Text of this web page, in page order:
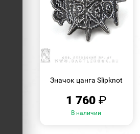
Значок цанга Slipknot
1 760₽
В наличии